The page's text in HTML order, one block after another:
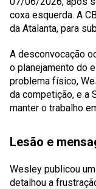
coxa esquerda. A
da Atalanta, para
A desconvocação
o planejamento do
problema físico,
da competição, e a
manter o trabalho
Lesão e
Wesley publicou
detalhou a